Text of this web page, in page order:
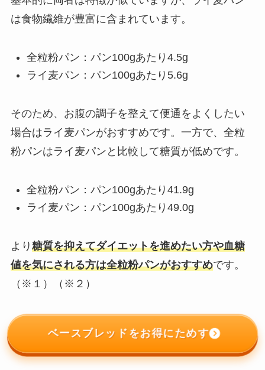
は食物繊維が豊富に含まれています。
全粒粉パン：パン100gあたり4.5g
ライ麦パン：パン100gあたり5.6g
そのため、お腹の調子を整えて便通をよくしたい
場合はライ麦パンがおすすめです。一方で、全粒
粉パンはライ麦パンと比較して糖質が低めです。
全粒粉パン：パン100gあたり41.9g
ライ麦パン：パン100gあたり49.0g
より 糖質を抑えてダイエットを進めたい方や血糖
値を気にされる方は全粒粉パンがおすすめです。
（※１）（※２）
ベースブレッドをお得にためす